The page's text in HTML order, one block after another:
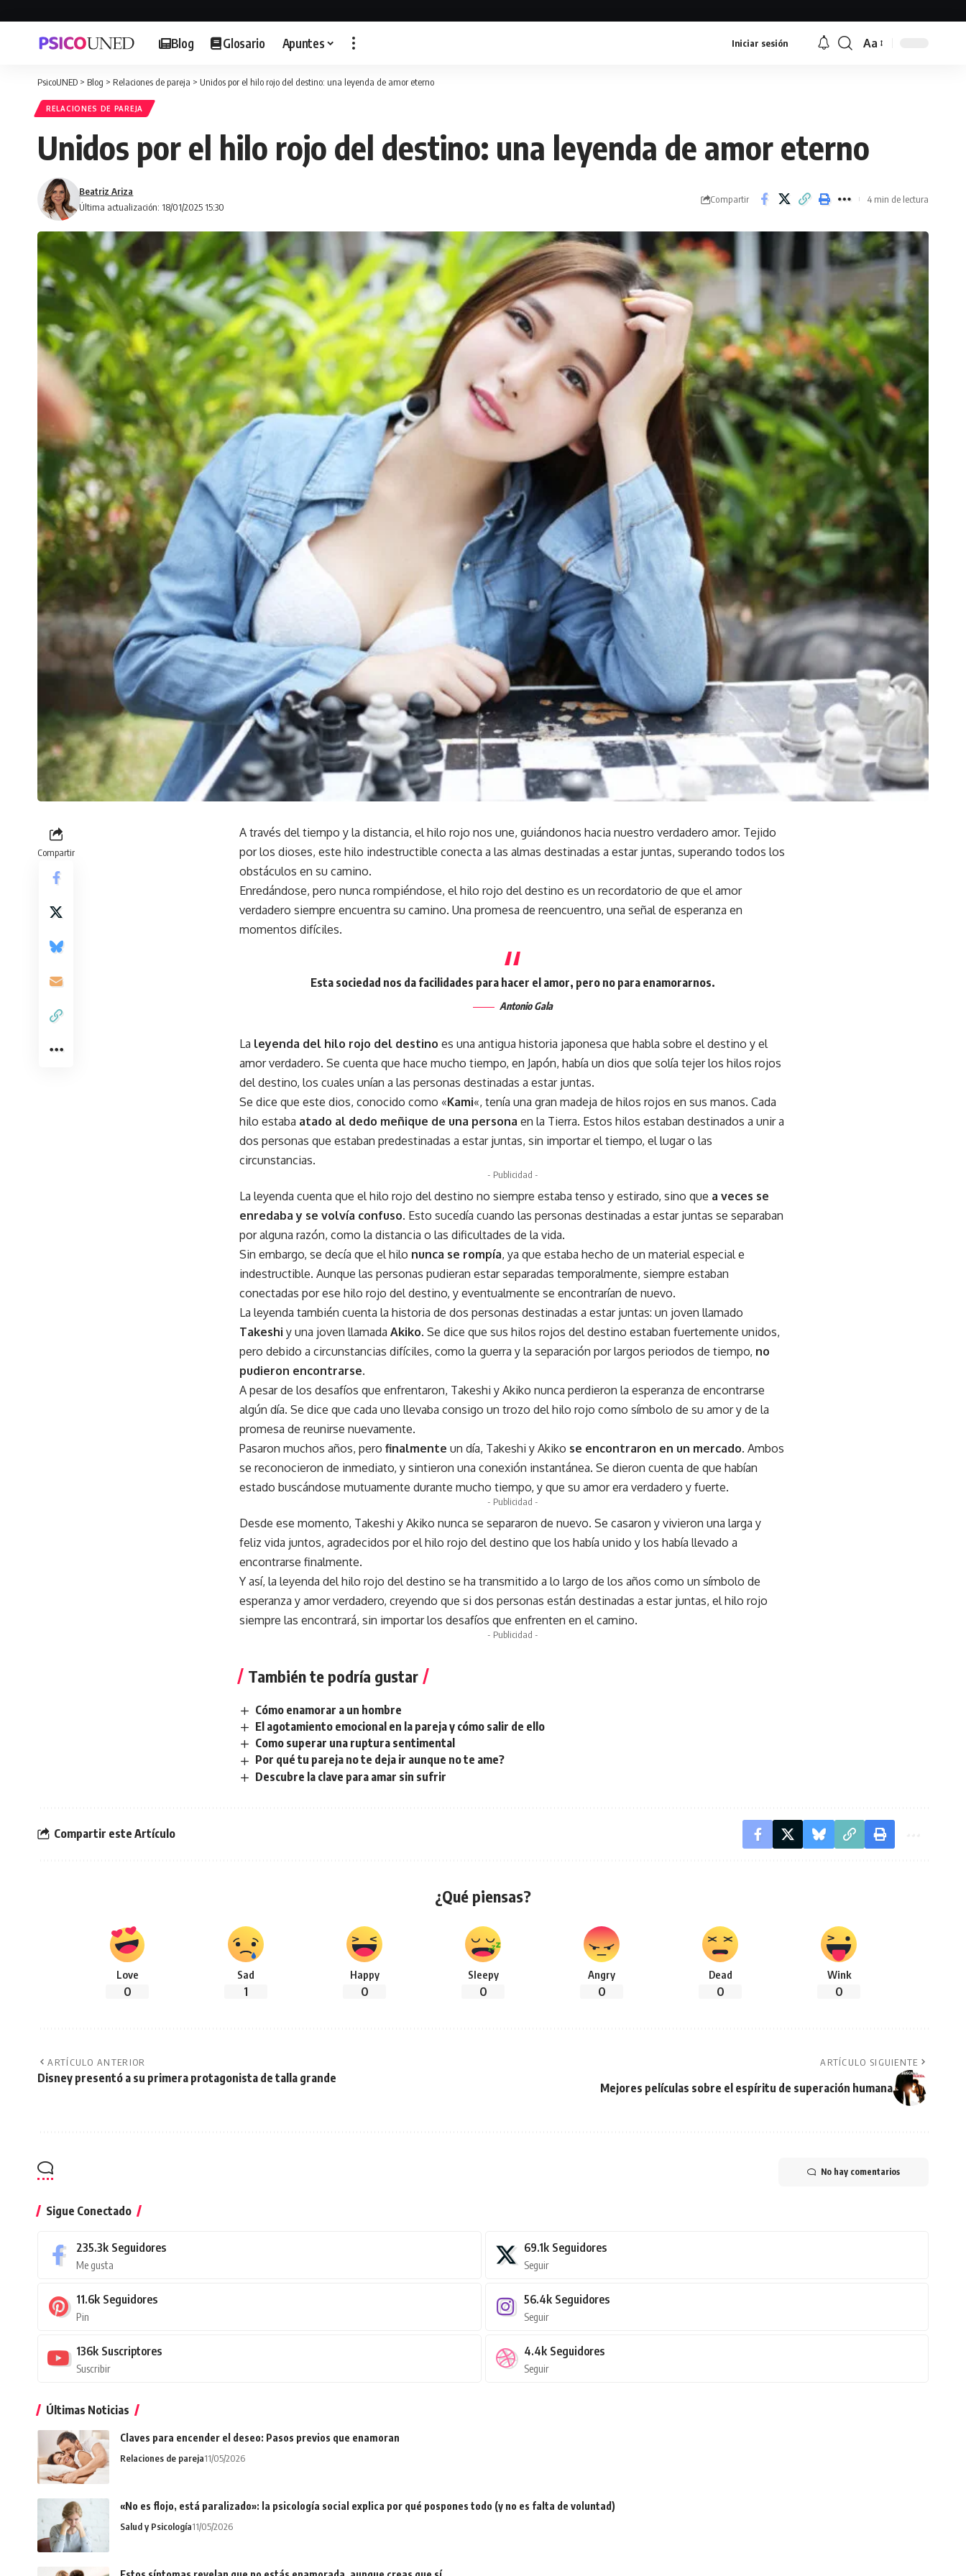
Blog Glosario Apuntes Iniciar sesión
Font
Aa
PsicoUNED > Blog > Relaciones de pareja > Unidos por el hilo rojo del destino: una leyenda de amor eterno
RELACIONES DE PAREJA
Unidos por el hilo rojo del destino: una leyenda de amor eterno
Última actualización: 18/01/2025 15:30
Beatriz Ariza
Compartir 4 min de lectura
Compartir
A través del tiempo y la distancia, el hilo rojo nos une, guiándonos hacia nuestro verdadero amor. Tejido
por los dioses, este hilo indestructible conecta a las almas destinadas a estar juntas, superando todos los
obstáculos en su camino.
Enredándose, pero nunca rompiéndose, el hilo rojo del destino es un recordatorio de que el amor
verdadero siempre encuentra su camino. Una promesa de reencuentro, una señal de esperanza en
momentos difíciles.
Esta sociedad nos da facilidades para hacer el amor, pero no para enamorarnos.
Antonio Gala
La leyenda del hilo rojo del destino es una antigua historia japonesa que habla sobre el destino y el
amor verdadero. Se cuenta que hace mucho tiempo, en Japón, había un dios que solía tejer los hilos rojos
del destino, los cuales unían a las personas destinadas a estar juntas.
Se dice que este dios, conocido como «Kami«, tenía una gran madeja de hilos rojos en sus manos. Cada
hilo estaba atado al dedo meñique de una persona en la Tierra. Estos hilos estaban destinados a unir a
dos personas que estaban predestinadas a estar juntas, sin importar el tiempo, el lugar o las
circunstancias.
- Publicidad -
La leyenda cuenta que el hilo rojo del destino no siempre estaba tenso y estirado, sino que a veces se
enredaba y se volvía confuso. Esto sucedía cuando las personas destinadas a estar juntas se separaban
por alguna razón, como la distancia o las dificultades de la vida.
Sin embargo, se decía que el hilo nunca se rompía, ya que estaba hecho de un material especial e
indestructible. Aunque las personas pudieran estar separadas temporalmente, siempre estaban
conectadas por ese hilo rojo del destino, y eventualmente se encontrarían de nuevo.
La leyenda también cuenta la historia de dos personas destinadas a estar juntas: un joven llamado
Takeshi y una joven llamada Akiko. Se dice que sus hilos rojos del destino estaban fuertemente unidos,
pero debido a circunstancias difíciles, como la guerra y la separación por largos periodos de tiempo, no
pudieron encontrarse.
A pesar de los desafíos que enfrentaron, Takeshi y Akiko nunca perdieron la esperanza de encontrarse
algún día. Se dice que cada uno llevaba consigo un trozo del hilo rojo como símbolo de su amor y de la
promesa de reunirse nuevamente.
Pasaron muchos años, pero finalmente un día, Takeshi y Akiko se encontraron en un mercado. Ambos
se reconocieron de inmediato, y sintieron una conexión instantánea. Se dieron cuenta de que habían
estado buscándose mutuamente durante mucho tiempo, y que su amor era verdadero y fuerte.
- Publicidad -
Desde ese momento, Takeshi y Akiko nunca se separaron de nuevo. Se casaron y vivieron una larga y
feliz vida juntos, agradecidos por el hilo rojo del destino que los había unido y los había llevado a
encontrarse finalmente.
Y así, la leyenda del hilo rojo del destino se ha transmitido a lo largo de los años como un símbolo de
esperanza y amor verdadero, creyendo que si dos personas están destinadas a estar juntas, el hilo rojo
siempre las encontrará, sin importar los desafíos que enfrenten en el camino.
- Publicidad -
También te podría gustar
Cómo enamorar a un hombre
El agotamiento emocional en la pareja y cómo salir de ello
Como superar una ruptura sentimental
Por qué tu pareja no te deja ir aunque no te ame?
Descubre la clave para amar sin sufrir
Compartir este Artículo
¿Qué piensas?
Love
0
Sad
1
Happy
0
Sleepy
0
Angry
0
Dead
0
Wink
0
ARTÍCULO ANTERIOR
Disney presentó a su primera protagonista de talla grande
ARTÍCULO SIGUIENTE
Mejores películas sobre el espíritu de superación humana
No hay comentarios
Sigue Conectado
235.3k Seguidores
Me gusta
69.1k Seguidores
Seguir
11.6k Seguidores
Pin
56.4k Seguidores
Seguir
136k Suscriptores
Suscribir
4.4k Seguidores
Seguir
Últimas Noticias
Claves para encender el deseo: Pasos previos que enamoran
Relaciones de pareja11/05/2026
«No es flojo, está paralizado»: la psicología social explica por qué pospones todo (y no es falta de voluntad)
Salud y Psicología11/05/2026